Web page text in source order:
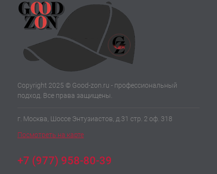
Copyright 2025 © Good-zon.ru - профессиональный
подход. Все права защищены.
г. Москва, Шоссе Энтузиастов, д.31 стр. 2 оф. 318
Посмотреть на карте
+7 (977) 958-80-39